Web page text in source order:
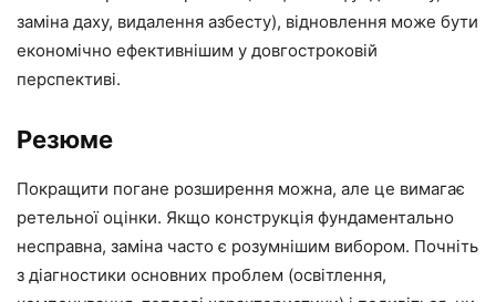
заміна даху, видалення азбесту), відновлення може бути
економічно ефективнішим у довгостроковій
перспективі.
Резюме
Покращити погане розширення можна, але це вимагає
ретельної оцінки. Якщо конструкція фундаментально
несправна, заміна часто є розумнішим вибором. Почніть
з діагностики основних проблем (освітлення,